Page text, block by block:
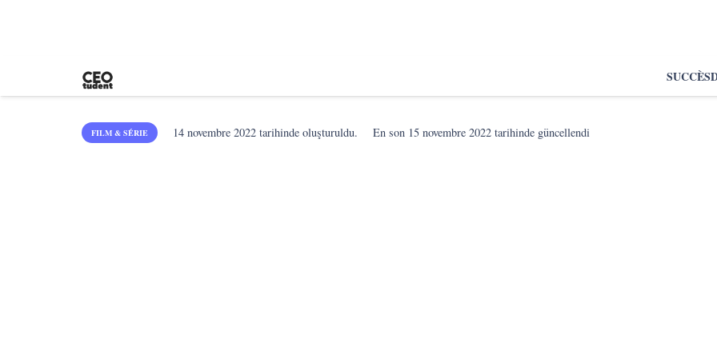
SUCCÈS
FILM & SÉRIE 14 novembre 2022 tarihinde oluşturuldu. En son 15 novembre 2022 tarihinde güncellendi